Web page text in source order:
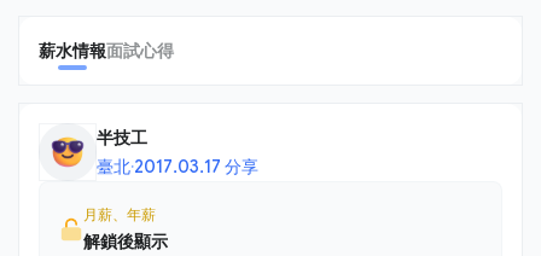
薪水情報面試心得
半技工
臺北·2017.03.17 分享
月薪、年薪
解鎖後顯示